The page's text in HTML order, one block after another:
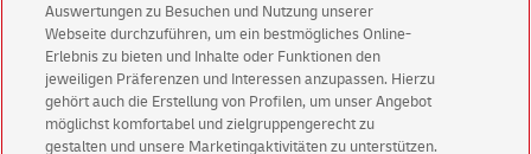
Keine News mehr verpassen!
Für den Shop-Newsletter anmelden und
Willkommensgutschein für eine Bestellung sichern.
Auswertungen zu Besuchen und Nutzung unserer
Webseite durchzuführen, um ein bestmögliches Online-
Erlebnis zu bieten und Inhalte oder Funktionen den
jeweiligen Präferenzen und Interessen anzupassen. Hierzu
gehört auch die Erstellung von Profilen, um unser Angebot
möglichst komfortabel und zielgruppengerecht zu
gestalten und unsere Marketingaktivitäten zu unterstützen.